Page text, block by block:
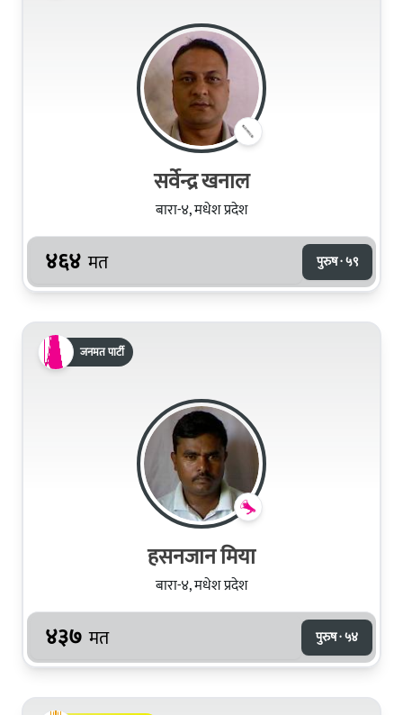
सर्वेन्द्र खनाल
बारा-४, मधेश प्रदेश
४६४ मत पुरुष · ५९
जनमत पार्टी
हसनजान मिया
बारा-४, मधेश प्रदेश
४३७ मत पुरुष · ५४